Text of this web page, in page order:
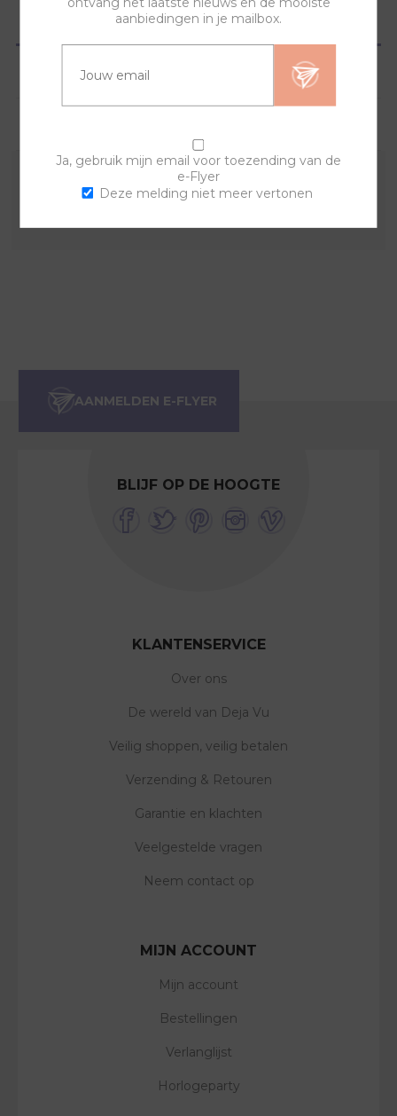
OVERZICHT
SPECIFICATIES
Combineer deze sierring met een van de andere
BLIJF OP DE HOOGTE
KLANTENSERVICE
Over ons
De wereld van Deja Vu
Veilig shoppen, veilig betalen
Verzending & Retouren
Garantie en klachten
Veelgestelde vragen
Neem contact op
MIJN ACCOUNT
Mijn account
Bestellingen
Verlanglijst
Horlogeparty
aanbiedingen in je mailbox.
Ja, gebruik mijn email voor toezending van de
e-Flyer
Deze melding niet meer vertonen